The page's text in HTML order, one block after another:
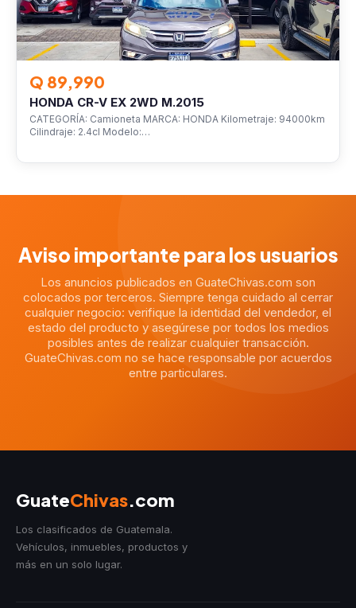
Q 89,990
HONDA CR-V EX 2WD M.2015
CATEGORÍA: Camioneta MARCA: HONDA Kilometraje: 94000km
Cilindraje: 2.4cl Modelo:…
Aviso importante para los usuarios
Los anuncios publicados en GuateChivas.com son
colocados por terceros. Siempre tenga cuidado al cerrar
cualquier negocio: verifique la identidad del vendedor, el
estado del producto y asegúrese por todos los medios
posibles antes de realizar cualquier transacción.
GuateChivas.com no se hace responsable por acuerdos
entre particulares.
GuateChivas.com
Los clasificados de Guatemala.
Vehículos, inmuebles, productos y
más en un solo lugar.